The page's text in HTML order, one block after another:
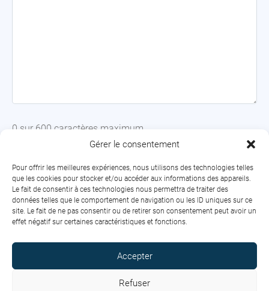
Gérer le consentement
Pour offrir les meilleures expériences, nous utilisons des technologies telles
que les cookies pour stocker et/ou accéder aux informations des appareils.
Le fait de consentir à ces technologies nous permettra de traiter des
données telles que le comportement de navigation ou les ID uniques sur ce
site. Le fait de ne pas consentir ou de retirer son consentement peut avoir un
effet négatif sur certaines caractéristiques et fonctions.
Accepter
Refuser
0 sur 600 caractères maximum
Remonter
haut
Copyright © 2026 Formavenir - Performances. Tous droits
réservés.
Conditions générales de vente